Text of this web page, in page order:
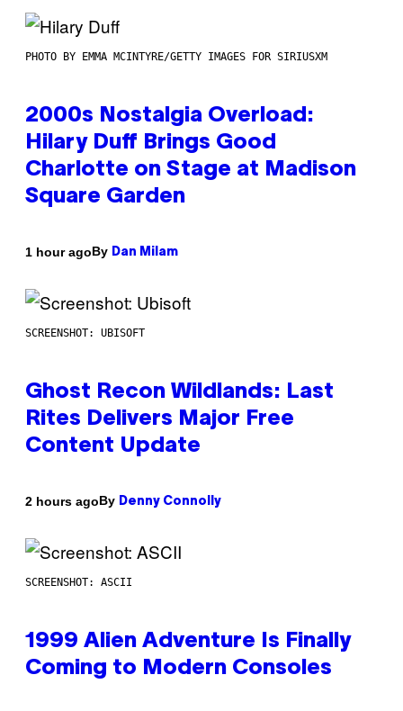
PHOTO BY EMMA MCINTYRE/GETTY IMAGES FOR SIRIUSXM
2000s Nostalgia Overload:
Hilary Duff Brings Good
Charlotte on Stage at Madison
Square Garden
1 hour agoBy Dan Milam
SCREENSHOT: UBISOFT
Ghost Recon Wildlands: Last
Rites Delivers Major Free
Content Update
2 hours agoBy Denny Connolly
SCREENSHOT: ASCII
1999 Alien Adventure Is Finally
Coming to Modern Consoles